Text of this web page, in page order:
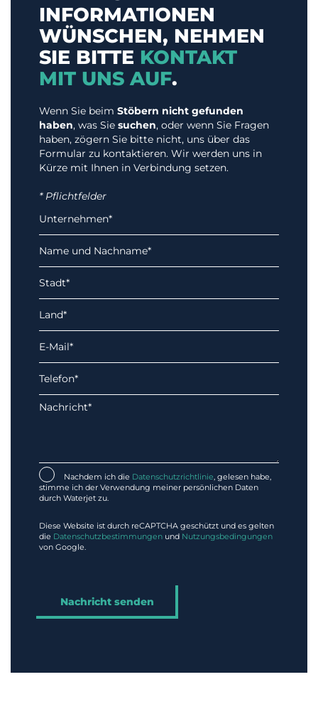
INFORMATIONEN
WÜNSCHEN, NEHMEN
SIE BITTE KONTAKT
MIT UNS AUF.
Wenn Sie beim Stöbern nicht gefunden
haben, was Sie suchen, oder wenn Sie Fragen
haben, zögern Sie bitte nicht, uns über das
Formular zu kontaktieren. Wir werden uns in
Kürze mit Ihnen in Verbindung setzen.
* Pflichtfelder
Nachdem ich die Datenschutzrichtlinie , gelesen habe,
stimme ich der Verwendung meiner persönlichen Daten
durch Waterjet zu.
Diese Website ist durch reCAPTCHA geschützt und es gelten
die Datenschutzbestimmungen und Nutzungsbedingungen
von Google.